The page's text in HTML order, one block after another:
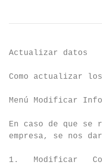
Actualizar datos
Como actualizar
Menú Modificar
En caso de que
empresa, se nos
1.   Modificar